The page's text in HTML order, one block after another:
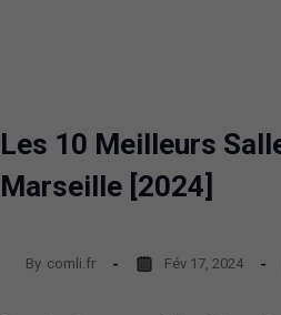
Les 10 Meilleurs
Marseille [2024]
By comli.fr Fév 17, 2024